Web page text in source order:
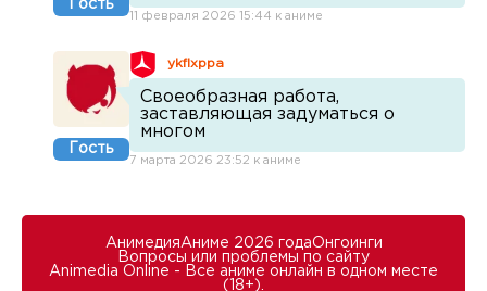
Гость
11 февраля 2026 15:44 к аниме
Гость
ykflxppa
Своеобразная работа,
заставляющая задуматься о
многом
7 марта 2026 23:52 к аниме
АнимедияАниме 2026 годаОнгоинги
Вопросы или проблемы по сайту
Animedia Online - Все аниме онлайн в одном месте
(18+).